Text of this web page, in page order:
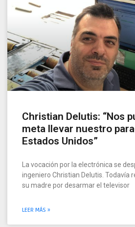
Christian Delutis: “Nos
meta llevar nuestro
Estados Unidos”
La vocación por la electrónica se
ingeniero Christian Delutis. Todavía
su madre por desarmar el televisor
LEER MÁS »